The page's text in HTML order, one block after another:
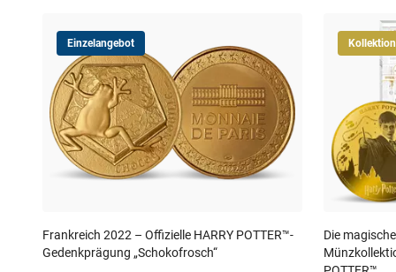
Einzelangebot
Frankreich 2022 – Offizielle HARRY POTTER™-
Gedenkprägung „Schokofrosch“
Kollektion
Die